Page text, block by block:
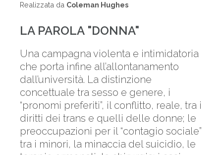
Realizzata da Coleman Hughes
LA PAROLA "DONNA"
Una campagna violenta e intimidatoria
che porta infine all’allontanamento
dall’università. La distinzione
concettuale tra sesso e genere, i
“pronomi preferiti”, il conflitto, reale, tra i
diritti dei trans e quelli delle donne; le
preoccupazioni per il “contagio sociale”
tra i minori, la minaccia del suicidio, le